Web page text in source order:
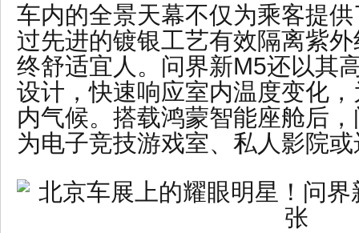
车内的全景天幕不仅为乘客提
过先进的镀银工艺有效隔离紫
终舒适宜人。问界新M5还以其
设计，快速响应室内温度变化
内气候。搭载鸿蒙智能座舱后
为电子竞技游戏室、私人影院